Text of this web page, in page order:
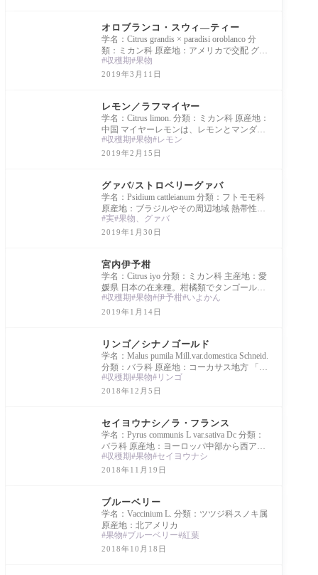
オロブランコ・スウィ―ティー
学名：Citrus grandis × paradisi oroblanco 分
類：ミカン科 原産地：アメリカで交配 グレ
ープフルーツと文旦の交配種。イスラエル
産を「ス
収穫期 果物
2019年3月11日
レモン／ラフマイヤー
学名：Citrus limon. 分類：ミカン科 原産地：
中国 マイヤーレモンは、レモンとマンダリ
ンオレンジまたは一般的なオレンジが掛け
合わ
収穫期 果物 レモン
2019年2月15日
グァバ/ストロベリーグァバ
学名：Psidium cattleianum 分類：フトモモ科
原産地：ブラジルやその周辺地域 熱帯性の
木本植物。別名はテリハバンジロウ。近縁
のグァ
実 果物、グァバ
2019年1月30日
宮内伊予柑
学名：Citrus iyo 分類：ミカン科 主産地：愛
媛県 日本の在来種。柑橘類でタンゴールの
一種。
収穫期 果物 伊予柑 いよかん
2019年1月14日
リンゴ／シナノゴールド
学名：Malus pumila Mill.var.domestica Schneid.
分類：バラ科 原産地：コーカサス地方 「ゴ
ールデンデリシャス」×「千秋」
収穫期 果物 リンゴ
2018年12月5日
セイヨウナシ／ラ・フランス
学名：Pyrus communis L var.sativa Dc 分類：
バラ科 原産地：ヨーロッパ中部から西アジ
ア フランス原産の品種。日本への導入は190
3年。
収穫期 果物 セイヨウナシ
2018年11月19日
ブルーベリー
学名：Vaccinium L. 分類：ツツジ科スノキ属
原産地：北アメリカ
果物 ブルーベリー 紅葉
2018年10月18日